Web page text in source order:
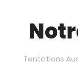
Tentations